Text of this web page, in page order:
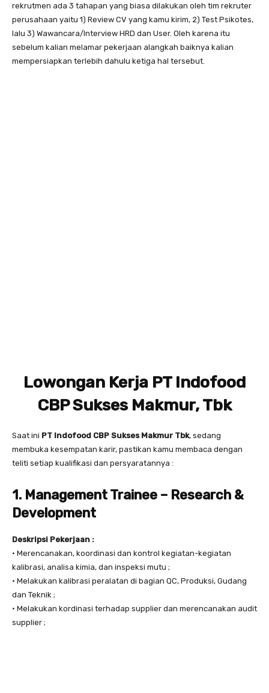
rekrutmen ada 3 tahapan yang biasa dilakukan oleh tim rekruter
perusahaan yaitu 1) Review CV yang kamu kirim, 2) Test Psikotes,
lalu 3) Wawancara/Interview HRD dan User. Oleh karena itu
sebelum kalian melamar pekerjaan alangkah baiknya kalian
mempersiapkan terlebih dahulu ketiga hal tersebut.
Lowongan Kerja PT Indofood
CBP Sukses Makmur, Tbk
Saat ini PT Indofood CBP Sukses Makmur Tbk, sedang
membuka kesempatan karir, pastikan kamu membaca dengan
teliti setiap kualifikasi dan persyaratannya :
1. Management Trainee – Research &
Development
Deskripsi Pekerjaan :
• Merencanakan, koordinasi dan kontrol kegiatan-kegiatan
kalibrasi, analisa kimia, dan inspeksi mutu ;
• Melakukan kalibrasi peralatan di bagian QC, Produksi, Gudang
dan Teknik ;
• Melakukan kordinasi terhadap supplier dan merencanakan audit
supplier ;